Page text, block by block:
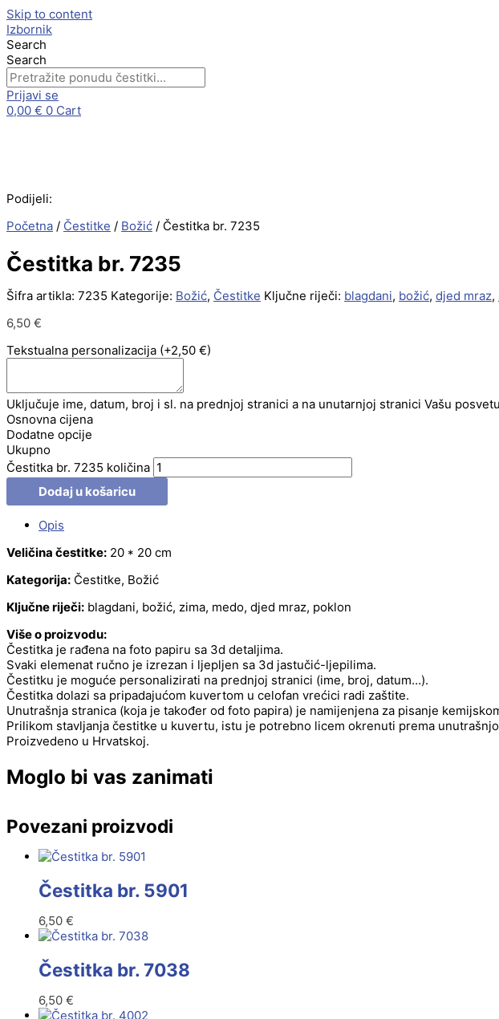
Skip to content
Izbornik
Search
Search
Prijavi se
0,00 € 0 Cart
Podijeli:
Početna / Čestitke / Božić / Čestitka br. 7235
Čestitka br. 7235
Šifra artikla: 7235 Kategorije: Božić, Čestitke Ključne riječi: blagdani, božić, djed mraz,
6,50 €
Tekstualna personalizacija (+2,50 €)
Uključuje ime, datum, broj i sl. na prednjoj stranici a na unutarnjoj stranici Vašu
Osnovna cijena
Dodatne opcije
Ukupno
Čestitka br. 7235 količina
Dodaj u košaricu
Opis
Veličina čestitke: 20 * 20 cm
Kategorija: Čestitke, Božić
Ključne riječi: blagdani, božić, zima, medo, djed mraz, poklon
Više o proizvodu:
Čestitka je rađena na foto papiru sa 3d detaljima.
Svaki elemenat ručno je izrezan i ljepljen sa 3d jastučić-ljepilima.
Čestitku je moguće personalizirati na prednjoj stranici (ime, broj, datum…).
Čestitka dolazi sa pripadajućom kuvertom u celofan vrećici radi zaštite.
Unutrašnja stranica (koja je također od foto papira) je namijenjena za pisanje
Prilikom stavljanja čestitke u kuvertu, istu je potrebno licem okrenuti prema
Proizvedeno u Hrvatskoj.
Moglo bi vas zanimati
Povezani proizvodi
Čestitka br. 5901
6,50 €
Čestitka br. 7038
6,50 €